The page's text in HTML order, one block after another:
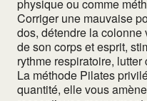
physique ou comme
Corriger une mauvaise
dos, détendre la
de son corps et esprit,
rythme respiratoire,
La méthode Pilates
quantité, elle vous